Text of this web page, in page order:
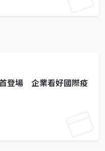
登場 企業看好國際疫